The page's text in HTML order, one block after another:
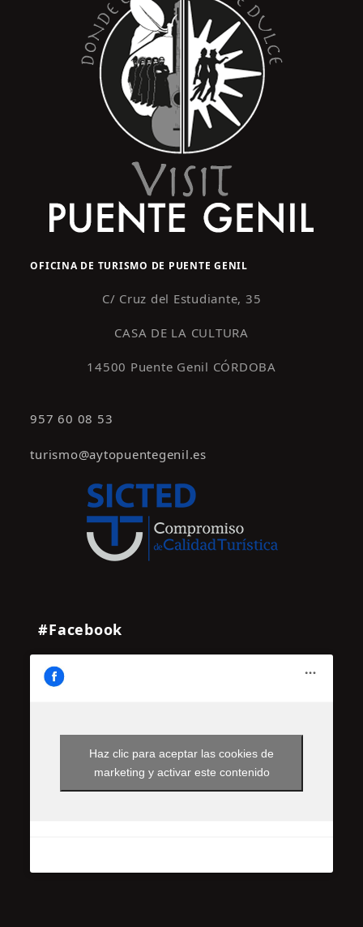
OFICINA DE TURISMO DE PUENTE GENIL
C/ Cruz del Estudiante, 35
CASA DE LA CULTURA
14500 Puente Genil CÓRDOBA
957 60 08 53
turismo@aytopuentegenil.es
#Facebook
Haz clic para aceptar las cookies de
marketing y activar este contenido